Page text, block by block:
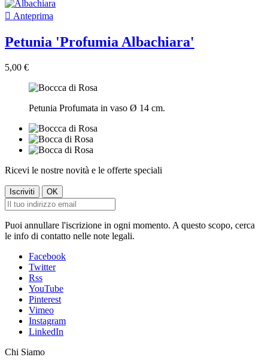
 Anteprima
Petunia 'Profumia Albachiara'
5,00 €
Petunia Profumata in vaso Ø 14 cm.
Ricevi le nostre novità e le offerte speciali
Puoi annullare l'iscrizione in ogni momento. A questo scopo, cerca
le info di contatto nelle note legali.
Facebook
Twitter
Rss
YouTube
Pinterest
Vimeo
Instagram
LinkedIn
Chi Siamo